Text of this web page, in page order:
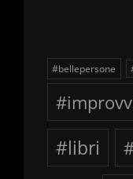
#bellepersone
#libri